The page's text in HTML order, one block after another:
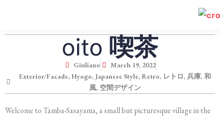
oito 喫茶
Giuliano
March 19, 2022
Exterior/Facade, Hyogo, Japanese Style, Retro, レトロ, 兵庫, 和
風, 空間デザイン
Welcome to Tamba-Sasayama, a small but picturesque village in the